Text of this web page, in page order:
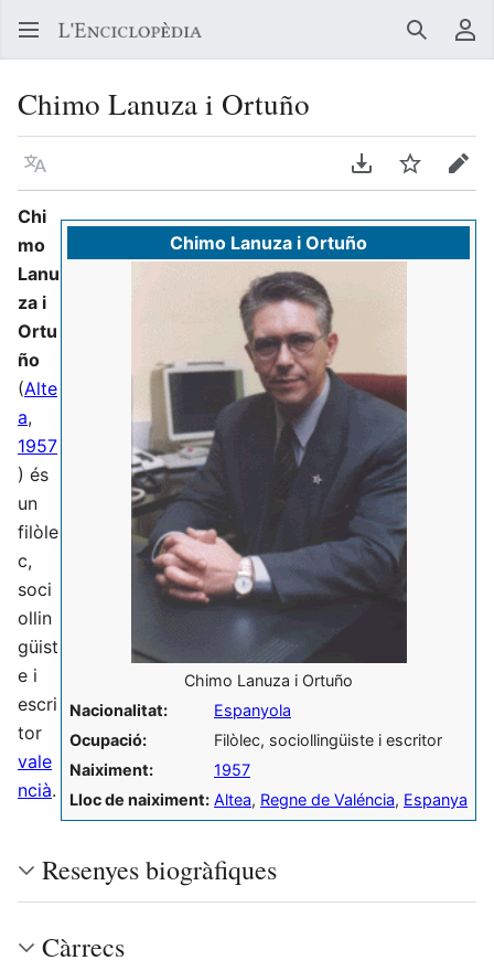
Buscar
Chimo Lanuza i Ortuño
Llegir en un atre idioma Descarregar en
Vigilar
Chimo Lanuza i Ortuño
Chimo Lanuza i Ortuño
Nacionalitat:
Espanyola
Ocupació:
Filòlec, sociollingüiste i escritor
Naiximent:
1957
Lloc de naiximent: Altea, Regne de Valéncia, Espanya
Chi
mo
Lanu
za i
Ortu
ño
(Alte
a,
1957
) és
un
filòle
c,
soci
ollin
güist
e i
escri
tor
vale
ncià.
Resenyes biogràfiques
Càrrecs